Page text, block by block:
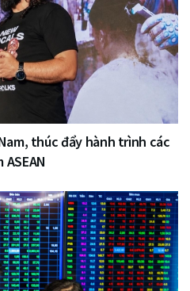
thúc đẩy hành trình các